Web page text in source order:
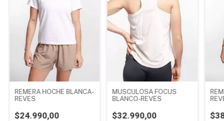
REMERA HOCHE BLANCA-
REVES
$24.990,00
MUSCULOSA FOCUS
BLANCO-REVES
$32.990,00